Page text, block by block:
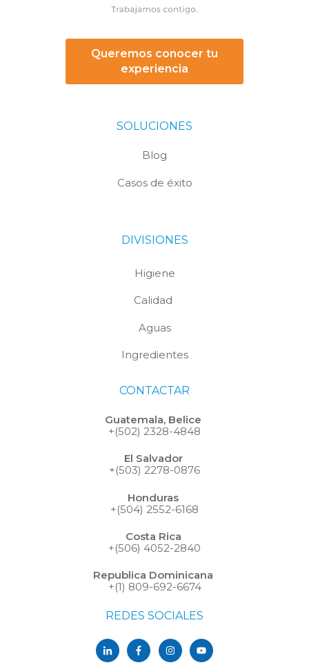
Queremos conocer tu
experiencia
SOLUCIONES
Blog
Casos de éxito
DIVISIONES
Higiene
Calidad
Aguas
Ingredientes
CONTACTAR
Guatemala, Belice
+(502) 2328-4848
El Salvador
+(503) 2278-0876
Honduras
+(504) 2552-6168
Costa Rica
+(506) 4052-2840
Republica Dominicana
+(1) 809-692-6674
REDES SOCIALES